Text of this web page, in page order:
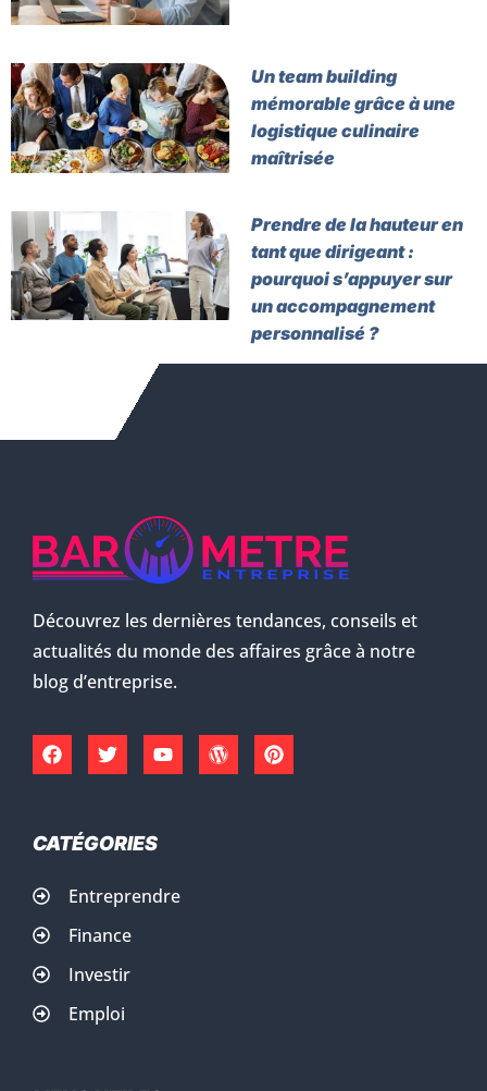
Un team building
mémorable grâce à une
logistique culinaire
maîtrisée
Prendre de la hauteur en
tant que dirigeant :
pourquoi s’appuyer sur
un accompagnement
personnalisé ?
Découvrez les dernières tendances, conseils et
actualités du monde des affaires grâce à notre
blog d’entreprise.
CATÉGORIES
Entreprendre
Finance
Investir
Emploi